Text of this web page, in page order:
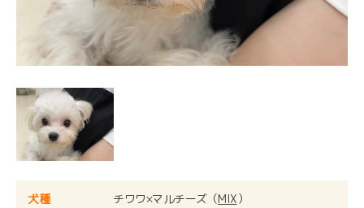
犬種 チワワ×マルチーズ（MIX）